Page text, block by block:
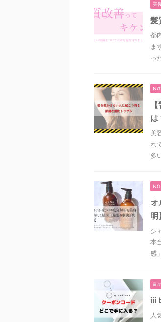
美
髪
都
ま
っ
は
美
れ
多
オ
明】
シ
本
感
iii
iii
人